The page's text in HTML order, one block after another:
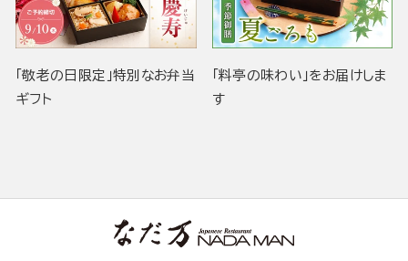
「敬老の日限定」特別なお弁当
ギフト
「料亭の味わい」をお届けしま
す